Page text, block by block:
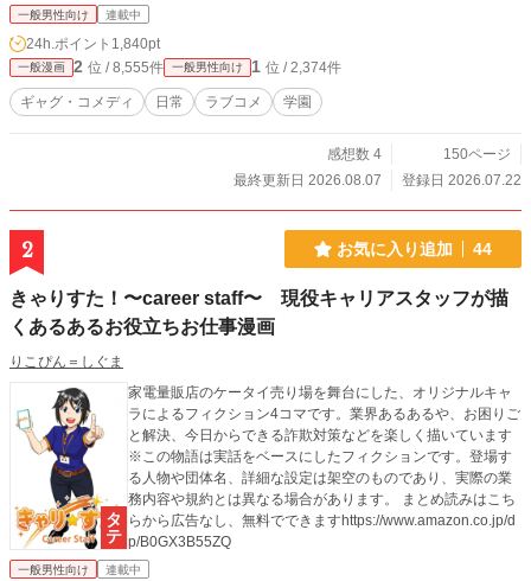
一般男性向け 連載中
24h.ポイント 1,840pt
一般漫画 2 位 / 8,555件 一般男性向け 1 位 / 2,374件
ギャグ・コメディ 日常 ラブコメ 学園
感想数 4
150ページ
最終更新日 2026.08.07
登録日 2026.07.22
2 お気に入り追加 44
きゃりすた！〜career staff〜 現役キャリアスタッフが描
くあるあるお役立ちお仕事漫画
りこぴん＝しぐま
家電量販店のケータイ売り場を舞台にした、オリジナルキャ
ラによるフィクション4コマです。業界あるあるや、お困りご
と解決、今日からできる詐欺対策などを楽しく描いています
※この物語は実話をベースにしたフィクションです。登場す
る人物や団体名、詳細な設定は架空のものであり、実際の業
務内容や規約とは異なる場合があります。 まとめ読みはこち
らから広告なし、無料でできますhttps://www.amazon.co.jp/d
p/B0GX3B55ZQ
一般男性向け 連載中